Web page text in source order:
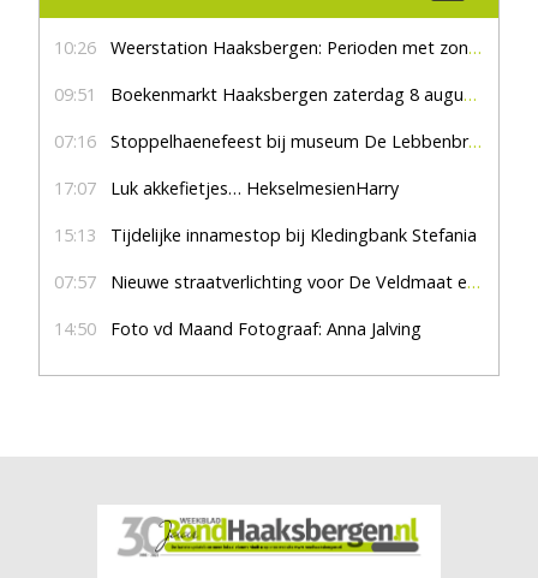
10:26 Weerstation Haaksbergen: Perioden met zon en droog
09:51 Boekenmarkt Haaksbergen zaterdag 8 augustus, marktplein Haaksbergen
07:16 Stoppelhaenefeest bij museum De Lebbenbrugge
17:07 Luk akkefietjes… HekselmesienHarry
15:13 Tijdelijke innamestop bij Kledingbank Stefania
07:57 Nieuwe straatverlichting voor De Veldmaat en De Pas
14:50 Foto vd Maand Fotograaf: Anna Jalving